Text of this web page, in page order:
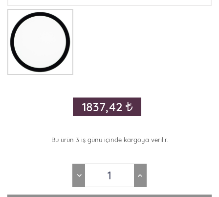
1837,42
Bu ürün 3 iş günü içinde kargoya verilir.